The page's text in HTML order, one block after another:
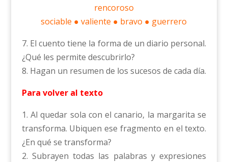
rencoroso
sociable ● valiente ● bravo ● guerrero
7. El cuento tiene la forma de un diario personal.
¿Qué les permite descubrirlo?
8. Hagan un resumen de los sucesos de cada día.
Para volver al texto
1. Al quedar sola con el canario, la margarita se
transforma. Ubiquen ese fragmento en el texto.
¿En qué se transforma?
2. Subrayen todas las palabras y expresiones